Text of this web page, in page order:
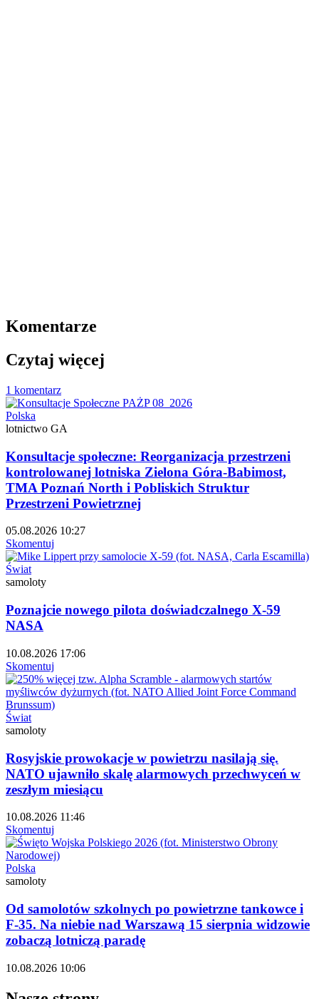
Komentarze
Czytaj więcej
1 komentarz
Polska
lotnictwo GA
Konsultacje społeczne: Reorganizacja przestrzeni
kontrolowanej lotniska Zielona Góra-Babimost,
TMA Poznań North i Pobliskich Struktur
Przestrzeni Powietrznej
05.08.2026 10:27
Skomentuj
Świat
samoloty
Poznajcie nowego pilota doświadczalnego X-59
NASA
10.08.2026 17:06
Skomentuj
Świat
samoloty
Rosyjskie prowokacje w powietrzu nasilają się.
NATO ujawniło skalę alarmowych przechwyceń w
zeszłym miesiącu
10.08.2026 11:46
Skomentuj
Polska
samoloty
Od samolotów szkolnych po powietrzne tankowce i
F-35. Na niebie nad Warszawą 15 sierpnia widzowie
zobaczą lotniczą paradę
10.08.2026 10:06